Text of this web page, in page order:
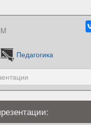
Педагогика